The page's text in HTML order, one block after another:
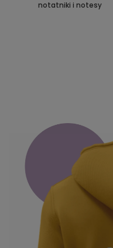
notatniki i notesy